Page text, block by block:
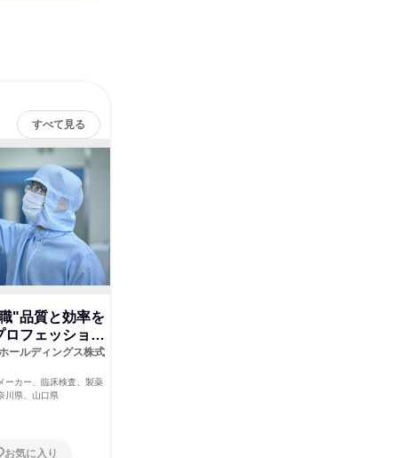
すべて見る
"品質と効率を
ロフェッショナ
ールディングス株式
ーカー、臨床検査、製薬
川県、山口県
お気に入り